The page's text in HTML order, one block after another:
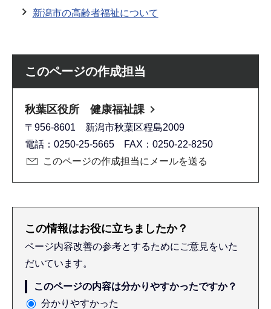
新潟市の高齢者福祉について
このページの作成担当
秋葉区役所 健康福祉課
〒956-8601 新潟市秋葉区程島2009
電話：0250-25-5665 FAX：0250-22-8250
このページの作成担当にメールを送る
この情報はお役に立ちましたか？
ページ内容改善の参考とするためにご意見をいた
だいています。
このページの内容は分かりやすかったですか？
分かりやすかった